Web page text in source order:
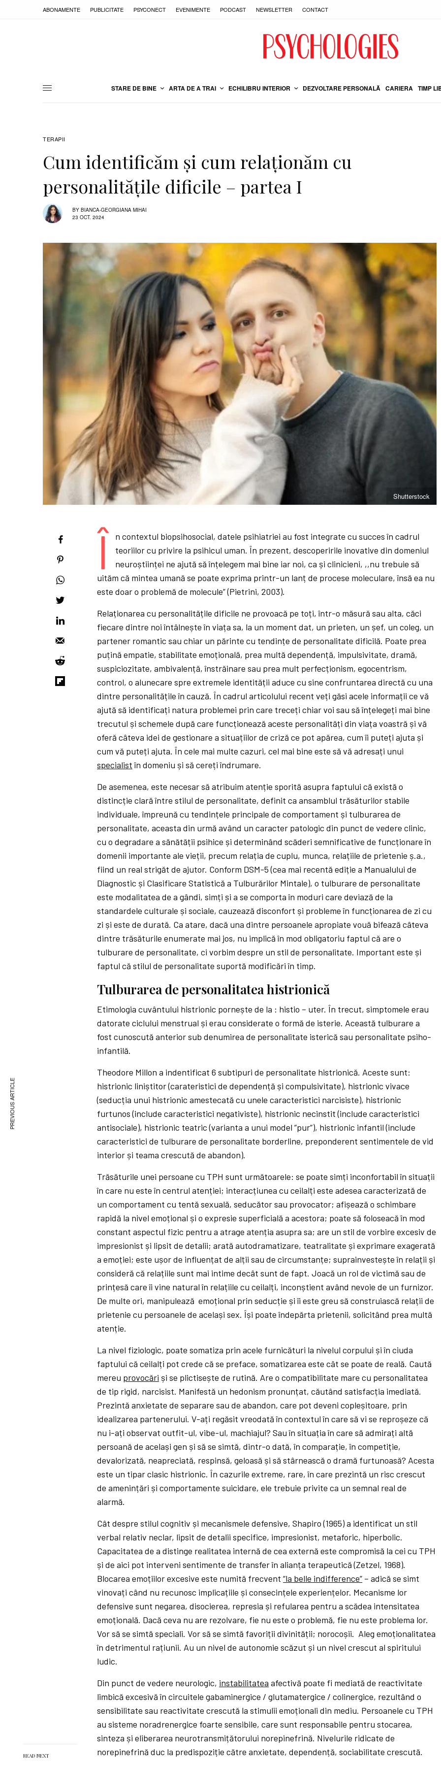
ABONAMENTE PUBLICITATE PSYCONECT EVENIMENTE PODCAST NEWSLETTER CONTACT
STARE DE BINE ARTA DE A TRAI ECHILIBRU INTERIOR DEZVOLTARE PERSONALĂ CARIERA TIMP
TERAPII
Cum identificăm și cum relaționăm cu
personalitățile dificile – partea I
BY BIANCA-GEORGIANA MIHAI
23 OCT. 2024
Shutterstock
READ NEXT
Î
n contextul biopsihosocial, datele psihiatriei au fost integrate cu succes în cadrul
teoriilor cu privire la psihicul uman. În prezent, descoperirile inovative din domeniul
neuroștiinței ne ajută să înțelegem mai bine iar noi, ca și clinicieni, ,,nu trebuie să
uităm că mintea umană se poate exprima printr-un lanț de procese moleculare, însă ea nu
este doar o problemă de molecule” (Pietrini, 2003).
Relaționarea cu personalitățile dificile ne provoacă pe toți, într-o măsură sau alta, căci
fiecare dintre noi întâlnește în viața sa, la un moment dat, un prieten, un șef, un coleg, un
partener romantic sau chiar un părinte cu tendințe de personalitate dificilă. Poate prea
puțină empatie, stabilitate emoțională, prea multă dependență, impulsivitate, dramă,
suspiciozitate, ambivalență, înstrăinare sau prea mult perfecționism, egocentrism,
control, o alunecare spre extremele identității aduce cu sine confruntarea directă cu una
dintre personalitățile în cauză. În cadrul articolului recent veți găsi acele informații ce vă
ajută să identificați natura problemei prin care treceți chiar voi sau să înțelegeți mai bine
trecutul și schemele după care funcționează aceste personalități din viața voastră și vă
oferă câteva idei de gestionare a situațiilor de criză ce pot apărea, cum îi puteți ajuta și
cum vă puteți ajuta. În cele mai multe cazuri, cel mai bine este să vă adresați unui
specialistîn domeniu și să cereți îndrumare.
De asemenea, este necesar să atribuim atenție sporită asupra faptului că există o
distincție clară între stilul de personalitate, definit ca ansamblul trăsăturilor stabile
individuale, împreună cu tendințele principale de comportament și tulburarea de
personalitate, aceasta din urmă având un caracter patologic din punct de vedere clinic,
cu o degradare a sănătății psihice și determinând scăderi semnificative de funcționare în
domenii importante ale vieții, precum relația de cuplu, munca, relațiile de prietenie ș.a.,
fiind un real strigăt de ajutor. Conform DSM-5 (cea mai recentă ediție a Manualului de
Diagnostic și Clasificare Statistică a Tulburărilor Mintale), o tulburare de personalitate
este modalitatea de a gândi, simți și a se comporta în moduri care deviază de la
standardele culturale și sociale, cauzează disconfort și probleme în funcționarea de zi cu
zi și este de durată. Ca atare, dacă una dintre persoanele apropiate vouă bifează câteva
dintre trăsăturile enumerate mai jos, nu implică în mod obligatoriu faptul că are o
tulburare de personalitate, ci vorbim despre un stil de personalitate. Important este și
faptul că stilul de personalitate suportă modificări în timp.
Tulburarea de personalitatea histrionică
Etimologia cuvântului histrionic pornește de la : histio – uter. În trecut, simptomele erau
datorate ciclului menstrual și erau considerate o formă de isterie. Această tulburare a
fost cunoscută anterior sub denumirea de personalitate isterică sau personalitate psiho-
infantilă.
Theodore Millon a indentificat 6 subtipuri de personalitate histrionică. Aceste sunt:
histrionic liniștitor (carateristici de dependență și compulsivitate), histrionic vivace
(seducția unui histrionic amestecată cu unele caracteristici narcisiste), histrionic
furtunos (include caracteristici negativiste), histrionic necinstit (include caracteristici
antisociale), histrionic teatric (varianta a unui model ”pur”), histrionic infantil (include
caracteristici de tulburare de personalitate borderline, preponderent sentimentele de vid
interior și teama crescută de abandon).
Trăsăturile unei persoane cu TPH sunt următoarele: se poate simți inconfortabil în situații
în care nu este în centrul atenției; interacțiunea cu ceilalți este adesea caracterizată de
un comportament cu tentă sexuală, seducător sau provocator; afișează o schimbare
rapidă la nivel emoțional și o expresie superficială a acestora; poate să foloseacă în mod
constant aspectul fizic pentru a atrage atenția asupra sa; are un stil de vorbire excesiv de
impresionist și lipsit de detalii; arată autodramatizare, teatralitate și exprimare exagerată
a emoției; este ușor de influențat de alții sau de circumstanțe; suprainvestește în relații și
consideră că relațiile sunt mai intime decât sunt de fapt. Joacă un rol de victimă sau de
prințesă care îi vine natural în relațiile cu ceilalți, inconștient având nevoie de un furnizor.
De multe ori, manipulează emoțional prin seducție și îi este greu să construiască relații de
prietenie cu persoanele de același sex. Își poate îndepărta prietenii, solicitând prea multă
atenție.
La nivel fiziologic, poate somatiza prin acele furnicături la nivelul corpului și în ciuda
faptului că ceilalți pot crede că se preface, somatizarea este cât se poate de reală. Caută
mereu provocări și se plictisește de rutină. Are o compatibilitate mare cu personalitatea
de tip rigid, narcisist. Manifestă un hedonism pronunțat, căutând satisfacția imediată.
Prezintă anxietate de separare sau de abandon, care pot deveni copleșitoare, prin
idealizarea partenerului. V-ați regăsit vreodată în contextul în care să vi se reproșeze că
nu i-ați observat outfit-ul, vibe-ul, machiajul? Sau în situația în care să admirați altă
persoană de același gen și să se simtă, dintr-o dată, în comparație, în competiție,
devalorizată, neapreciată, respinsă, geloasă și să stârnească o dramă furtunoasă? Acesta
este un tipar clasic histrionic. În cazurile extreme, rare, în care prezintă un risc crescut
de amenințări și comportamente suicidare, ele trebuie privite ca un semnal real de
alarmă.
Cât despre stilul cognitiv și mecanismele defensive, Shapiro (1965) a identificat un stil
verbal relativ neclar, lipsit de detalii specifice, impresionist, metaforic, hiperbolic.
Capacitatea de a distinge realitatea internă de cea externă este compromisă la cei cu TPH
și de aici pot interveni sentimente de transfer în alianța terapeutică (Zetzel, 1968).
Blocarea emoțiilor excesive este numită frecvent“la belle indifference” – adică se simt
vinovați când nu recunosc implicațiile și consecințele experiențelor. Mecanisme lor
defensive sunt negarea, disocierea, represia și refularea pentru a scădea intensitatea
emoțională. Dacă ceva nu are rezolvare, fie nu este o problemă, fie nu este problema lor.
Vor să se simtă speciali. Vor să se simtă favoriții divinității; norocoșii. Aleg emoționalitatea
în detrimentul rațiunii. Au un nivel de autonomie scăzut și un nivel crescut al spiritului
ludic.
Din punct de vedere neurologic, instabilitatea afectivă poate fi mediată de reactivitate
limbică excesivă în circuitele gabaminergice / glutamatergice / colinergice, rezultând o
sensibilitate sau reactivitate crescută la stimulii emoționali din mediu. Persoanele cu TPH
au sisteme noradrenergice foarte sensibile, care sunt responsabile pentru stocarea,
sinteza și eliberarea neurotransmițătorului norepinefrină. Nivelurile ridicate de
norepinefrină duc la predispoziție către anxietate, dependență, sociabilitate crescută.
PREVIOUS ARTICLE